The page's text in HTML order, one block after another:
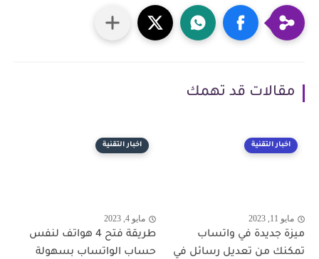
مقالات قد تهمك
اخبار التقنية
مايو 11, 2023
ميزة جديدة في واتساب
تمكنك من تعديل رسائل في
اخبار التقنية
مايو 4, 2023
طريقة فتح 4 هواتف لنفس
حساب الواتساب بسهولة